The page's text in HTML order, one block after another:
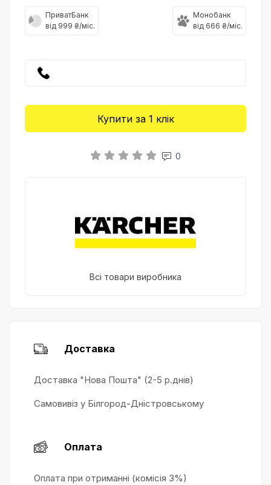
ПриватБанк
від 999 ₴/міс.
Монобанк
від 666 ₴/міс.
Купити за 1 клiк
0
Всі товари виробника
Доставка
Доставка "Нова Пошта" (2-5 р.днів)
Самовивіз у Білгород-Дністровському
Оплата
Оплата при отриманні (комісія 3%)